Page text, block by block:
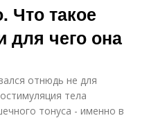
Что такое
для чего она
отнюдь не для
тела
тонуса - именно в